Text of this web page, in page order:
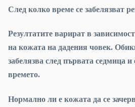
След колко време се забелязват
Резултатите варират в
на кожата на дадения човек.
забелязва след първата седмица и
времето.
Нормално ли е кожата да се